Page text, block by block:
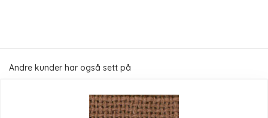
Andre kunder har også sett på